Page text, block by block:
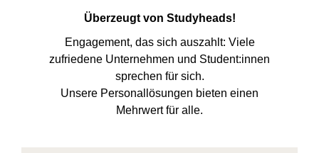
Überzeugt von Studyheads!
Engagement, das sich auszahlt: Viele
zufriedene Unternehmen und Student:innen
sprechen für sich.
Unsere Personallösungen bieten einen
Mehrwert für alle.